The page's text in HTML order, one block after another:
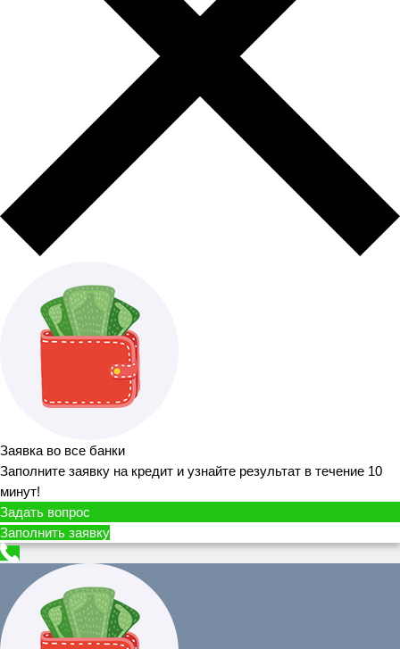
Заявка во все банки
Заполните заявку на кредит и узнайте результат в течение 10
минут!
Задать вопрос
Заполнить заявку